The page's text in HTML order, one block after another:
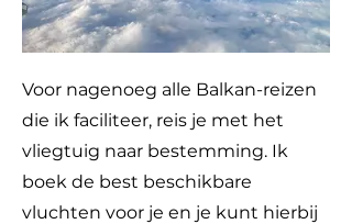
Voor nagenoeg alle Balkan-reizen
die ik faciliteer, reis je met het
vliegtuig naar bestemming. Ik
boek de best beschikbare
vluchten voor je en je kunt hierbij